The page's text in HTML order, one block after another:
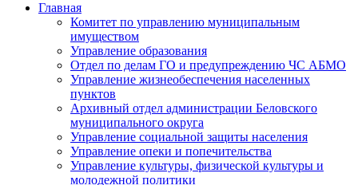
Главная
Комитет по управлению муниципальным
имуществом
Управление образования
Отдел по делам ГО и предупреждению ЧС АБМО
Управление жизнеобеспечения населенных
пунктов
Архивный отдел администрации Беловского
муниципального округа
Управление социальной защиты населения
Управление опеки и попечительства
Управление культуры, физической культуры и
молодежной политики